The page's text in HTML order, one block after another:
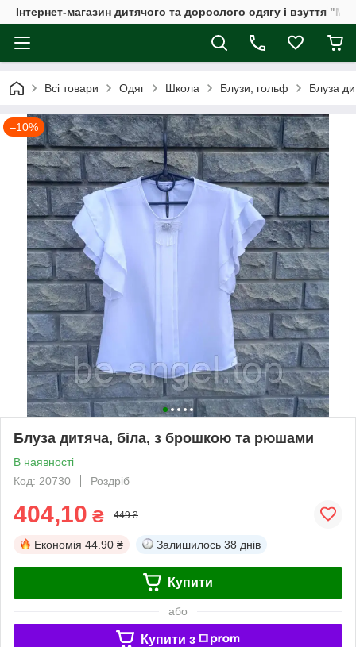
Інтернет-магазин дитячого та дорослого одягу і взуття
Всі товари Одяг Школа Блузи, гольф Блуза
–10%
Блуза дитяча, біла, з брошкою та рюшами
В наявності
Код: 20730
Роздріб
404,10 ₴ 449 ₴
Економія 44.90 ₴ Залишилось 38 днів
Купити
або
Купити з